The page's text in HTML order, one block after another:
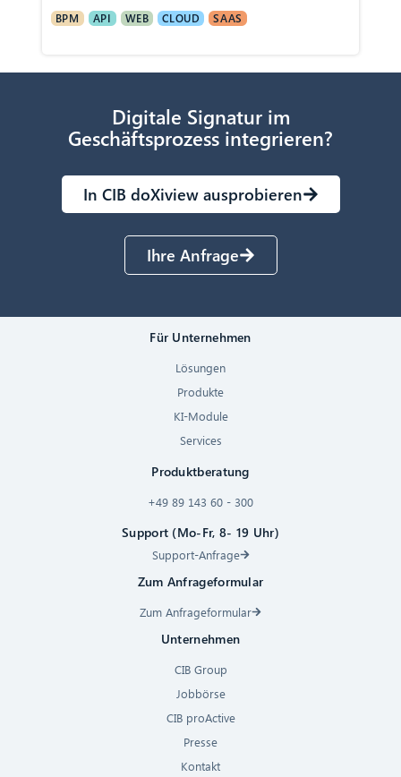
BPM API WEB CLOUD SAAS
Digitale Signatur im
Geschäftsprozess integrieren?
In CIB doXiview ausprobieren
Ihre Anfrage
Für Unternehmen
Lösungen
Produkte
KI-Module
Services
Produktberatung
+49 89 143 60 - 300
Support (Mo-Fr, 8- 19 Uhr)
Support-Anfrage
Zum Anfrageformular
Zum Anfrageformular
Unternehmen
CIB Group
Jobbörse
CIB proActive
Presse
Kontakt